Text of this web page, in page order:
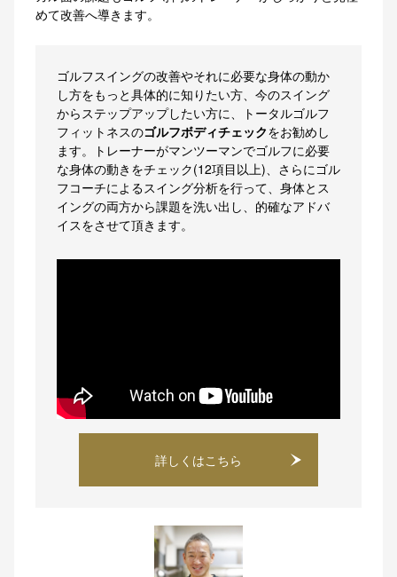
めて改善へ導きます。
ゴルフスイングの改善やそれに必要な身体の動か
し方をもっと具体的に知りたい方、今のスイング
からステップアップしたい方に、トータルゴルフ
フィットネスのゴルフボディチェックをお勧めし
ます。トレーナーがマンツーマンでゴルフに必要
な身体の動きをチェック(12項目以上)、さらにゴル
フコーチによるスイング分析を行って、身体とス
イングの両方から課題を洗い出し、的確なアドバ
イスをさせて頂きます。
詳しくはこちら